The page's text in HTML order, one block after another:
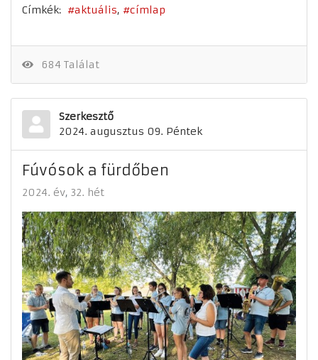
Címkék: aktuális címlap
684 Találat
Szerkesztő
2024. augusztus 09. Péntek
Fúvósok a fürdőben
2024. év 32. hét